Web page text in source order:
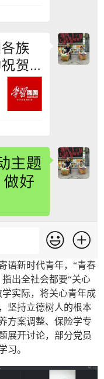
语新时代青年，“青春
出全社会都要“关心
实际，将关心青年成
坚持立德树人的根本
方案调整、保险学专
展开讨论，部分党员
习。